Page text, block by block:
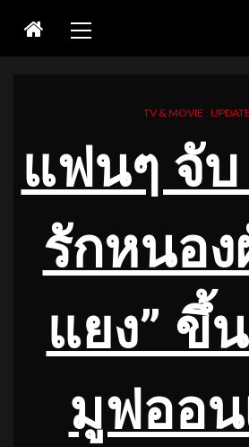
Menu
TV & MOVIE UPDATE
แฟนๆ จั
รักหนอง
แยง” ขึ้
มูฟออ